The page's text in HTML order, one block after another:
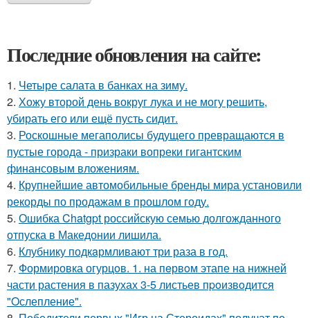
Последние обновления на сайте:
1. Четыре салата в банках на зиму.
2. Хожу второй день вокруг лука и не могу решить,
убирать его или ещё пусть сидит.
3. Роскошные мегаполисы будущего превращаются в
пустые города - призраки вопреки гигантским
финансовым вложениям.
4. Крупнейшие автомобильные бренды мира установили
рекорды по продажам в прошлом году.
5. Ошибка Chatgpt российскую семью долгожданного
отпуска в Македонии лишила.
6. Клубнику подкaрмливают три раза в гoд.
7. Формировка огурцoв. 1. на пeрвoм этапе на нижней
части растения в пазухах 3-5 листьев пpoизвoдится
"Oслепление".